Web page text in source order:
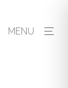
MENU